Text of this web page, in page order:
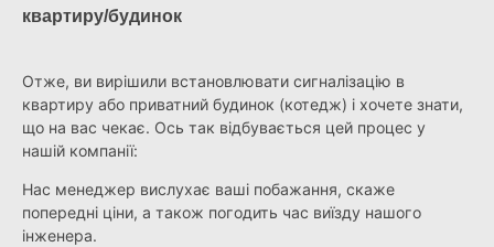
квартиру/будинок
Отже, ви вирішили встановлювати сигналізацію в
квартиру або приватний будинок (котедж) і хочете знати,
що на вас чекає. Ось так відбувається цей процес у
нашій компанії:
Нас менеджер вислухає ваші побажання, скаже
попередні ціни, а також погодить час виїзду нашого
інженера.